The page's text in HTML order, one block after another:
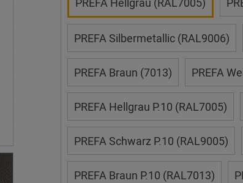
PREFA Silbermetallic (RAL9006)
PREFA Braun (7013) PREFA
PREFA Hellgrau P.10 (RAL7005)
PREFA Schwarz P.10 (RAL9005)
PREFA Braun P.10 (RAL7013)